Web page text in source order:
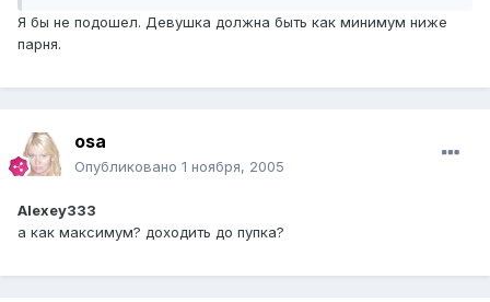
Я бы не подошел. Девушка должна быть как минимум ниже
парня.
osa
Опубликовано 1 ноября, 2005
Alexey333
а как максимум? доходить до пупка?